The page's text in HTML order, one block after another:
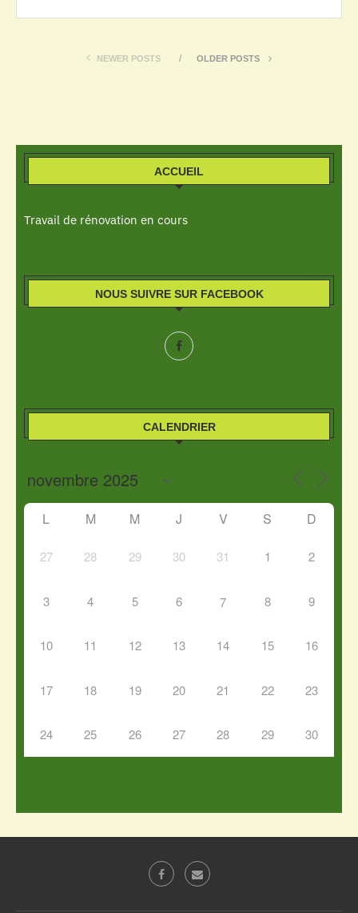
NEWER POSTS OLDER POSTS
ACCUEIL
Travail de rénovation en cours
NOUS SUIVRE SUR FACEBOOK
CALENDRIER
L M M J V S D
27 28 29 30 31 1 2
3 4 5 6 7 8 9
10 11 12 13 14 15 16
17 18 19 20 21 22 23
24 25 26 27 28 29 30